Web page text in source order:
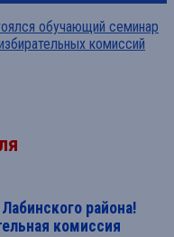
обучающий семинар
комиссий
района!
комиссия